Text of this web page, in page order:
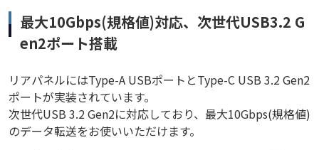
最大10Gbps(規格値)対応、次世代USB3.2 G
en2ポート搭載
リアパネルにはType-A USBポートとType-C USB 3.2 Gen2
ポートが実装されています。
次世代USB 3.2 Gen2に対応しており、最大10Gbps(規格値)
のデータ転送をお使いいただけます。